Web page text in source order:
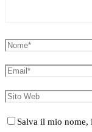
Salva il mio